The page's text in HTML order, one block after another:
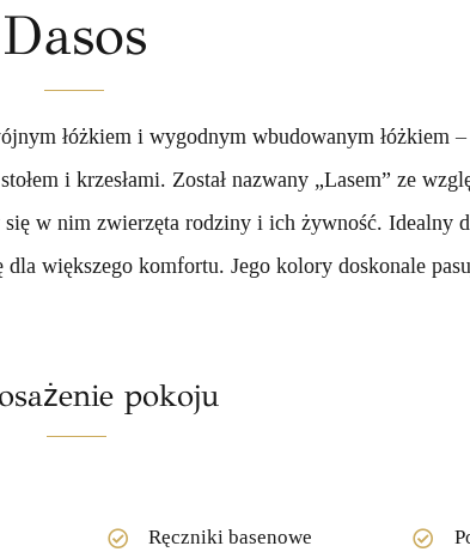
Dasos
łóżkiem i wygodnym wbudowanym łóżkiem
i krzesłami. Został nazwany „Lasem” ze
w nim zwierzęta rodziny i ich żywność. Idealny
większego komfortu. Jego kolory doskonale
pokoju
Ręczniki basenowe